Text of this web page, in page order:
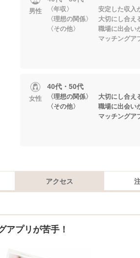
男性
〈年収〉 安定した収入
〈理想の関係〉 大切にし合え
〈その他〉 職場に出会い
マッチングアプリ
女性
40代・50代
〈理想の関係〉 大切にし合え
〈その他〉 職場に出会い
マッチングアプリ
アクセス
アプリが苦手！